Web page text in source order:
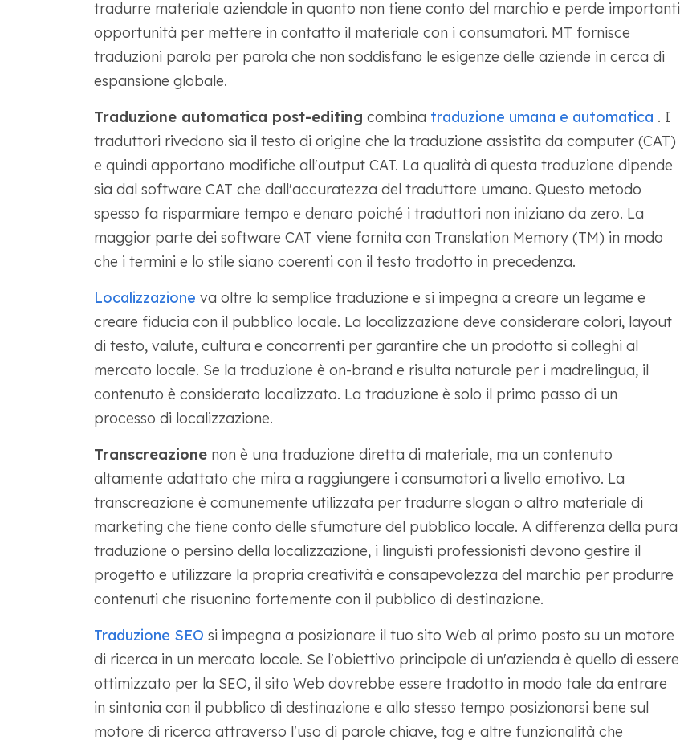
tradurre materiale aziendale in quanto non tiene conto del marchio e perde importanti
opportunità per mettere in contatto il materiale con i consumatori. MT fornisce
traduzioni parola per parola che non soddisfano le esigenze delle aziende in cerca di
espansione globale.
Traduzione automatica post-editing combina traduzione umana e automatica . I
traduttori rivedono sia il testo di origine che la traduzione assistita da computer (CAT)
e quindi apportano modifiche all'output CAT. La qualità di questa traduzione dipende
sia dal software CAT che dall'accuratezza del traduttore umano. Questo metodo
spesso fa risparmiare tempo e denaro poiché i traduttori non iniziano da zero. La
maggior parte dei software CAT viene fornita con Translation Memory (TM) in modo
che i termini e lo stile siano coerenti con il testo tradotto in precedenza.
Localizzazione va oltre la semplice traduzione e si impegna a creare un legame e
creare fiducia con il pubblico locale. La localizzazione deve considerare colori, layout
di testo, valute, cultura e concorrenti per garantire che un prodotto si colleghi al
mercato locale. Se la traduzione è on-brand e risulta naturale per i madrelingua, il
contenuto è considerato localizzato. La traduzione è solo il primo passo di un
processo di localizzazione.
Transcreazionenon è una traduzione diretta di materiale, ma un contenuto
altamente adattato che mira a raggiungere i consumatori a livello emotivo. La
transcreazione è comunemente utilizzata per tradurre slogan o altro materiale di
marketing che tiene conto delle sfumature del pubblico locale. A differenza della pura
traduzione o persino della localizzazione, i linguisti professionisti devono gestire il
progetto e utilizzare la propria creatività e consapevolezza del marchio per produrre
contenuti che risuonino fortemente con il pubblico di destinazione.
Traduzione SEO si impegna a posizionare il tuo sito Web al primo posto su un motore
di ricerca in un mercato locale. Se l'obiettivo principale di un'azienda è quello di essere
ottimizzato per la SEO, il sito Web dovrebbe essere tradotto in modo tale da entrare
in sintonia con il pubblico di destinazione e allo stesso tempo posizionarsi bene sul
motore di ricerca attraverso l'uso di parole chiave, tag e altre funzionalità che